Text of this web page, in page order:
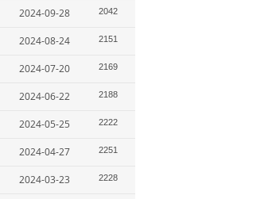
2024-09-28 2042
2024-08-24 2151
2024-07-20 2169
2024-06-22 2188
2024-05-25 2222
2024-04-27 2251
2024-03-23 2228